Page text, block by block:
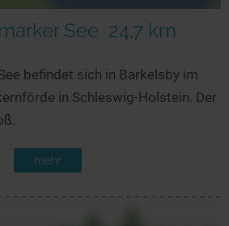
See 24,7 km
befindet sich in Barkelsby im
in Schleswig-Holstein. Der
mehr